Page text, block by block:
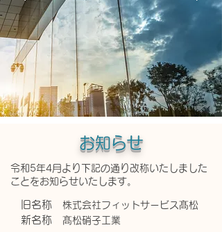
​お知らせ
令和5年4月より下記の通り改称いたしました
ことをお知らせいたします。
旧名称 株式会社フィットサービス髙松
新名称 髙松​硝子工業